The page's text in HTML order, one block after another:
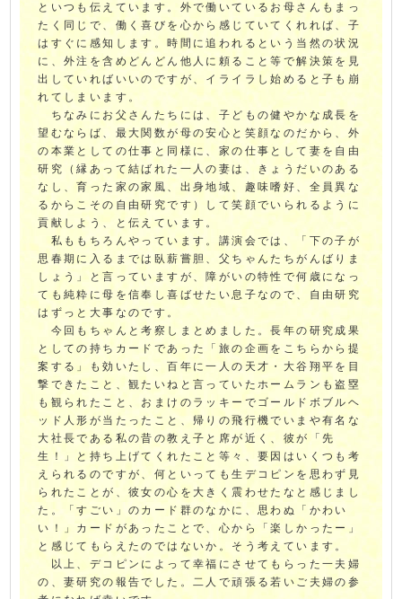
といつも伝えています。外で働いているお母さんもまっ
たく同じで、働く喜びを心から感じていてくれれば、子
はすぐに感知します。時間に追われるという当然の状況
に、外注を含めどんどん他人に頼ること等で解決策を見
出していればいいのですが、イライラし始めると子も崩
れてしまいます。
ちなみにお父さんたちには、子どもの健やかな成長を
望むならば、最大関数が母の安心と笑顔なのだから、外
の本業としての仕事と同様に、家の仕事として妻を自由
研究（縁あって結ばれた一人の妻は、きょうだいのある
なし、育った家の家風、出身地域、趣味嗜好、全員異な
るからこその自由研究です）して笑顔でいられるように
貢献しよう、と伝えています。
私ももちろんやっています。講演会では、「下の子が
思春期に入るまでは臥薪嘗胆、父ちゃんたちがんばりま
しょう」と言っていますが、障がいの特性で何歳になっ
ても純粋に母を信奉し喜ばせたい息子なので、自由研究
はずっと大事なのです。
今回もちゃんと考察しまとめました。長年の研究成果
としての持ちカードであった「旅の企画をこちらから提
案する」も効いたし、百年に一人の天才・大谷翔平を目
撃できたこと、観たいねと言っていたホームランも盗塁
も観られたこと、おまけのラッキーでゴールドボブルヘ
ッド人形が当たったこと、帰りの飛行機でいまや有名な
大社長である私の昔の教え子と席が近く、彼が「先
生！」と持ち上げてくれたこと等々、要因はいくつも考
えられるのですが、何といっても生デコピンを思わず見
られたことが、彼女の心を大きく震わせたなと感じまし
た。「すごい」のカード群のなかに、思わぬ「かわい
い！」カードがあったことで、心から「楽しかったー」
と感じてもらえたのではないか。そう考えています。
以上、デコピンによって幸福にさせてもらった一夫婦
の、妻研究の報告でした。二人で頑張る若いご夫婦の参